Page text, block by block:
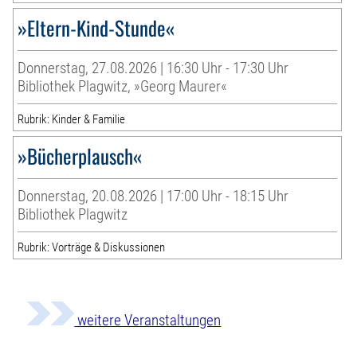
»Eltern-Kind-Stunde«
Donnerstag, 27.08.2026 | 16:30 Uhr - 17:30 Uhr
Bibliothek Plagwitz, »Georg Maurer«
Rubrik: Kinder & Familie
»Bücherplausch«
Donnerstag, 20.08.2026 | 17:00 Uhr - 18:15 Uhr
Bibliothek Plagwitz
Rubrik: Vorträge & Diskussionen
weitere Veranstaltungen